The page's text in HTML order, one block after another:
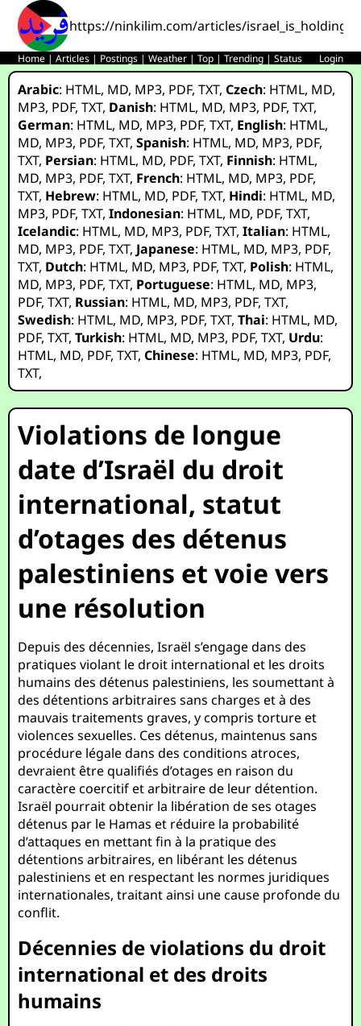
https://ninkilim.com/articles/
Home |Articles | Postings |Weather |Top |Trending |Status Login
Arabic: HTML, MD, MP3, PDF,TXT,Czech: HTML, MD,
MP3, PDF,TXT, Danish: HTML, MD, MP3, PDF,TXT,
German: HTML, MD, MP3, PDF,TXT, English: HTML,
MD, MP3, PDF,TXT,Spanish: HTML, MD, MP3, PDF,
TXT, Persian: HTML, MD, PDF,TXT, Finnish: HTML,
MD, MP3, PDF,TXT, French: HTML, MD, MP3, PDF,
TXT, Hebrew: HTML, MD, PDF,TXT, Hindi: HTML, MD,
MP3, PDF,TXT,Indonesian: HTML, MD, PDF,TXT,
Icelandic: HTML, MD, MP3, PDF,TXT,Italian: HTML,
MD, MP3, PDF,TXT, Japanese: HTML, MD, MP3, PDF,
TXT, Dutch: HTML, MD, MP3, PDF,TXT, Polish: HTML,
MD, MP3, PDF,TXT, Portuguese: HTML, MD, MP3,
PDF,TXT, Russian: HTML, MD, MP3, PDF,TXT,
Swedish: HTML, MD, MP3, PDF,TXT,Thai: HTML, MD,
PDF,TXT,Turkish: HTML, MD, MP3, PDF,TXT, Urdu:
HTML, MD, PDF,TXT,Chinese: HTML, MD, MP3, PDF,
TXT,
Violations de longue
date d’Israël du droit
international, statut
d’otages des détenus
palestiniens et voie vers
une résolution
Depuis des décennies, Israël s’engage dans des
pratiques violant le droit international et les droits
humains des détenus palestiniens, les soumettant à
des détentions arbitraires sans charges et à des
mauvais traitements graves, y compris torture et
violences sexuelles. Ces détenus, maintenus sans
procédure légale dans des conditions atroces,
devraient être qualifiés d’otages en raison du
caractère coercitif et arbitraire de leur détention.
Israël pourrait obtenir la libération de ses otages
détenus par le Hamas et réduire la probabilité
d’attaques en mettant fin à la pratique des
détentions arbitraires, en libérant les détenus
palestiniens et en respectant les normes juridiques
internationales, traitant ainsi une cause profonde du
conflit.
Décennies de violations du droit
international et des droits
humains